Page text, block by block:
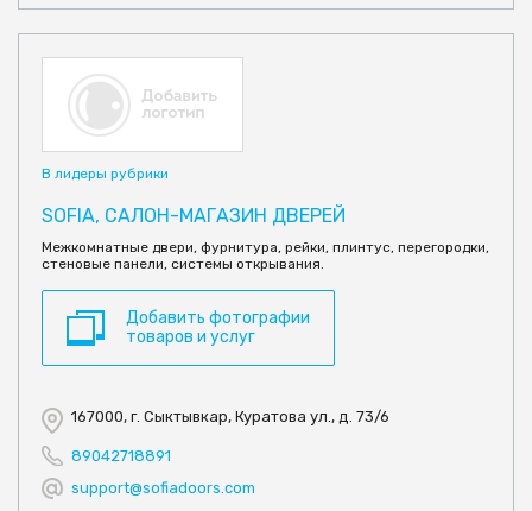
В лидеры рубрики
SOFIA, САЛОН-МАГАЗИН ДВЕРЕЙ
Межкомнатные двери, фурнитура, рейки, плинтус, перегородки,
стеновые панели, системы открывания.
Добавить фотографии
товаров и услуг
167000, г. Сыктывкар, Куратова ул., д. 73/6
89042718891
support@sofiadoors.com